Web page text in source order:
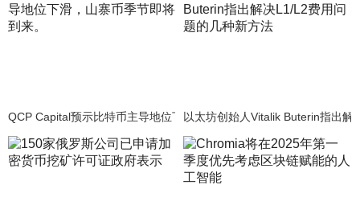
QCP Capital预示比特币主导地位下滑，山寨币季节即将到来。
以太坊创始人Vitalik Buterin指出